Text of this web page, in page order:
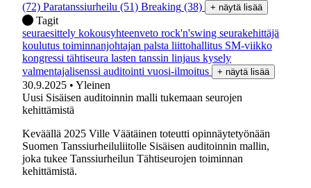
(72) Paratanssiurheilu (51) Breaking (38) + näytä lisää
Tagit
seuraesittely kokousyhteenveto rock'n'swing seurakehittäjä
koulutus toiminnanjohtajan palsta liittohallitus SM-viikko
kongressi tähtiseura lasten tanssin linjaus kysely
valmentajalisenssi auditointi vuosi-ilmoitus + näytä lisää
30.9.2025 • Yleinen
Uusi Sisäisen auditoinnin malli tukemaan seurojen
kehittämistä
Keväällä 2025 Ville Väätäinen toteutti opinnäytetyönään
Suomen Tanssiurheiluliitolle Sisäisen auditoinnin mallin,
joka tukee Tanssiurheilun Tähtiseurojen toiminnan
kehittämistä.